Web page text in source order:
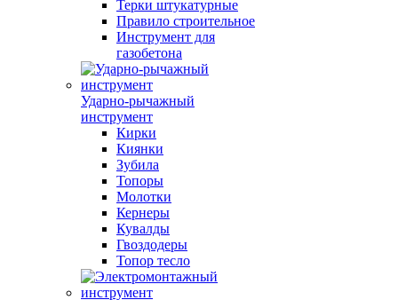
Терки штукатурные
Правило строительное
Инструмент для
газобетона
Ударно-рычажный
инструмент
Кирки
Киянки
Зубила
Топоры
Молотки
Кернеры
Кувалды
Гвоздодеры
Топор тесло